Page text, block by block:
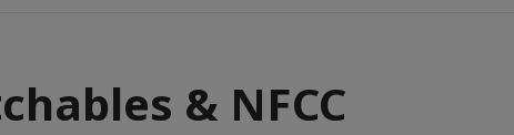
& NFCC